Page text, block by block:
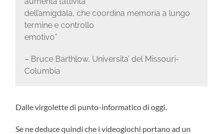
dell’amigdala, che coordina memoria a lungo
termine e controllo
emotivo”
– Bruce Barthlow, Universita’ del Missouri-
Columbia
Dalle virgolette di punto-informatico di oggi.
Se ne deduce quindi che i videogiochi portano ad un